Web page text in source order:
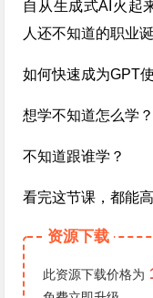
自从生成式AI火起
人还不知道的职业
如何快速成为GPT
想学不知道怎么学？
不知道跟谁学？
看完这节课，都能
资源下载
此资源下载价格为